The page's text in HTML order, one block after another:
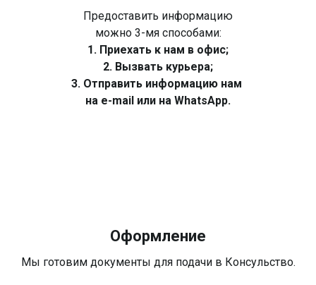
Предоставить информацию
можно 3-мя способами:
1. Приехать к нам в офис;
2. Вызвать курьера;
3. Отправить информацию нам
на e-mail или на WhatsApp.
Оформление
Мы готовим документы для подачи в Консульство.